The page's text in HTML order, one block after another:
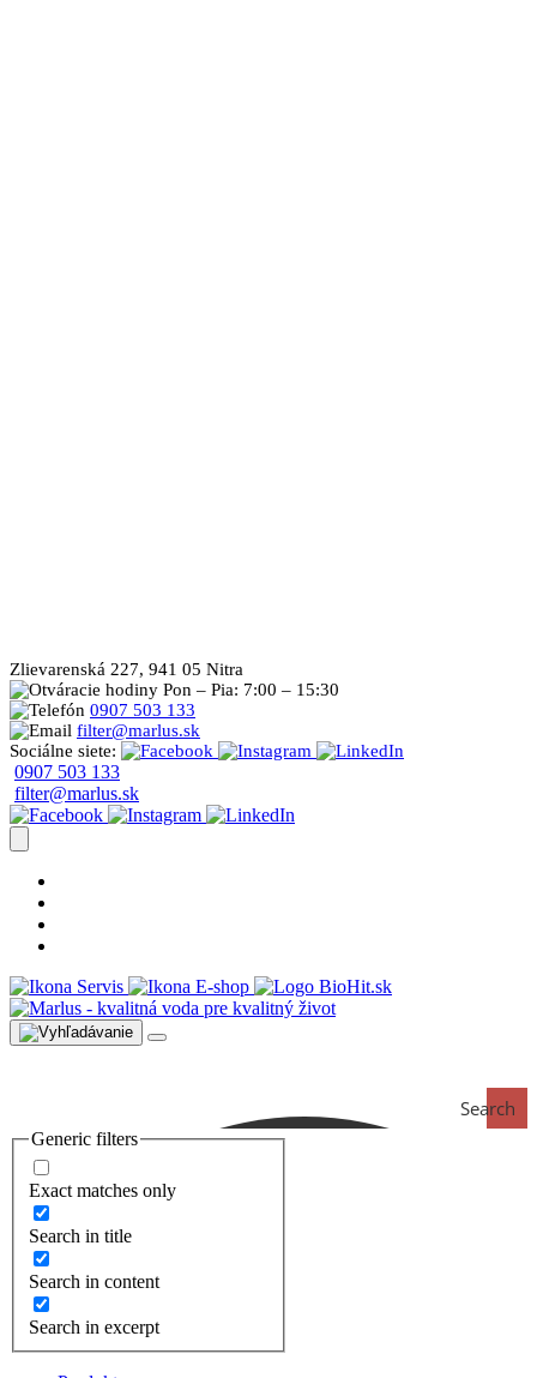
Zlievarenská 227, 941 05 Nitra
Pon – Pia: 7:00 – 15:30
0907 503 133
filter@marlus.sk
Sociálne siete:
0907 503 133
filter@marlus.sk
Servis E-shop
Search
Generic filters
Exact matches only
Search in title
Search in content
Search in excerpt